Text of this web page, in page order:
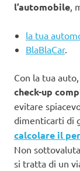
l’automobile,
la tua
BlaBlaCar.
Con la tua
check-up
evitare
dimenticarti di
calcolare il
Non
si tratta di un